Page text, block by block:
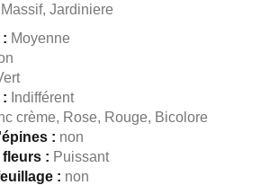
Massif, Jardiniere
Moyenne
Indifférent
crème, Rose, Rouge, Bicolore
: non
fleurs : Puissant
: non